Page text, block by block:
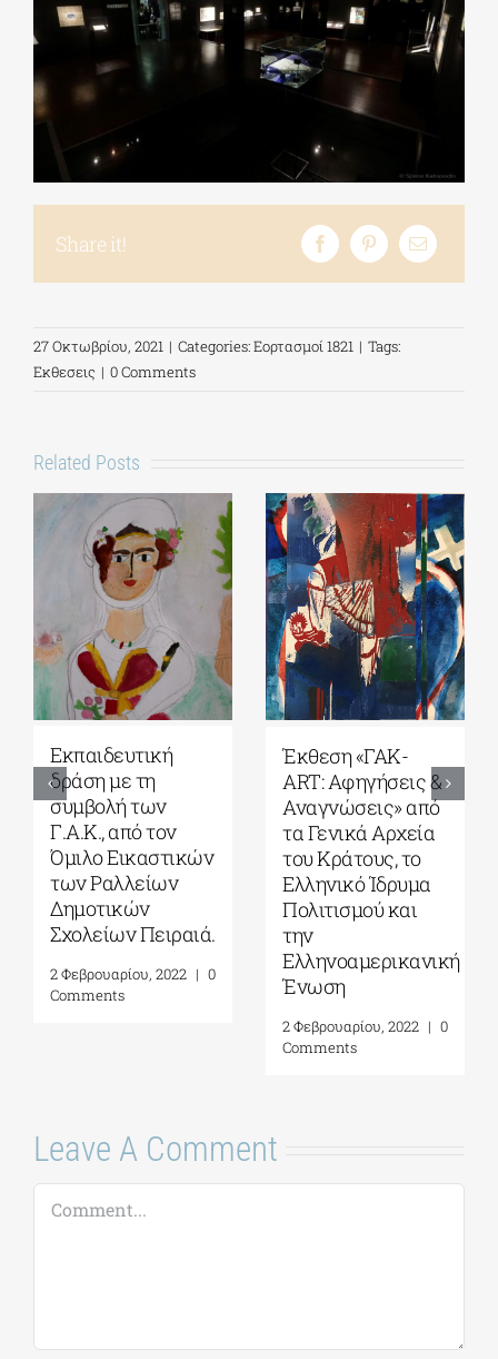
Share it!
27 Οκτωβρίου, 2021 | Categories:Εορτασμοί 1821 | Tags:
Εκθεσεις | 0 Comments
Related Posts
Εκπαιδευτική
δράση με τη
συμβολή των
Γ.Α.Κ., από τον
Όμιλο Εικαστικών
των Ραλλείων
Δημοτικών
Σχολείων Πειραιά.
2 Φεβρουαρίου, 2022 | 0
Comments
Έκθεση «ΓΑΚ-
ART: Αφηγήσεις &
Αναγνώσεις» από
τα Γενικά Αρχεία
του Κράτους, το
Ελληνικό Ίδρυμα
Πολιτισμού και
την
Ελληνοαμερικανική
Ένωση
2 Φεβρουαρίου, 2022 | 0
Comments
Leave A Comment
Comment